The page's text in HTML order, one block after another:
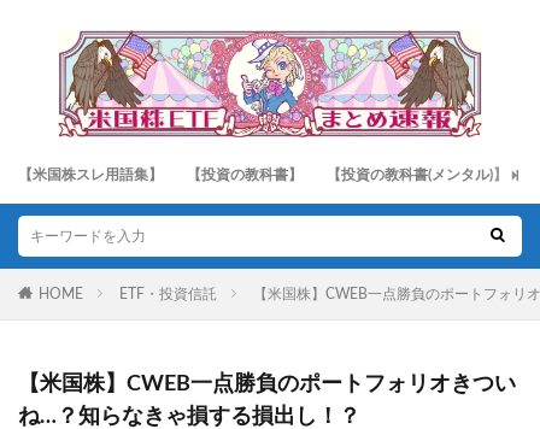
【米国株スレ用語集】 【投資の教科書】 【投資の教科書(メンタル)】
HOME ETF・投資信託 【米国株】CWEB一点勝負のポートフォ
【米国株】CWEB一点勝負のポートフォリオきつい
ね…？知らなきゃ損する損出し！？